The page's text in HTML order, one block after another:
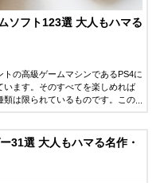
プロゲーマー仕様
幅176×奥行95×
ソフト123選 大人もハマる
の高級ゲームマシンであるPS4に
ます。そのすべてを楽しめれば
類は限られているものです。この
31選 大人もハマる名作・